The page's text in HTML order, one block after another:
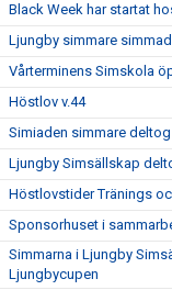
Black Week har startat
Ljungby simmare
Vårterminens Simskola
Höstlov v.44
Simiaden simmare
Ljungby Simsällskap
Höstlovstider Tränings
Sponsorhuset i
Simmarna i Ljungby
Ljungbycupen